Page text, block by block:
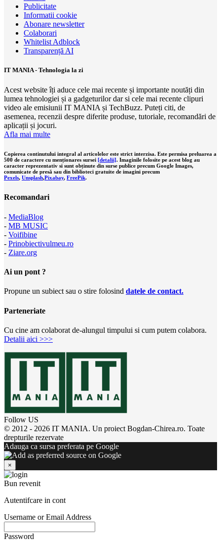
Publicitate
Informatii cookie
Abonare newsletter
Colaborari
Whitelist Adblock
Transparență AI
IT MANIA - Tehnologia la zi
Acest website îți aduce cele mai recente și importante noutăți din
lumea tehnologiei și a gadgeturilor dar si cele mai recente clipuri
video ale emisiunii IT MANIA și TechBuzz. Puteți citi, de
asemenea, recenzii despre diferite produse, tutoriale, recomandări de
aplicații și jocuri.
Afla mai multe
Copierea continutului integral al articolelor este strict interzisa. Este permisa preluarea a
500 de caractere cu menționares sursei [detalii]. Imaginile folosite pe acest blog au
caracter reprezentativ si sunt obținute din surse publice precum Google Images,
comunicate de presă sau din biblioteci gratuite de imagini precum
Pexels, Unsplash,Pixabay, FreePik.
Recomandari
- MediaBlog
- MB MUSIC
- Voifibine
- Prinobiectivulmeu.ro
- Ziare.org
Ai un pont ?
Propune un subiect sau o stire folosind datele de contact.
Parteneriate
Cu cine am colaborat de-alungul timpului si cum putem colabora.
Detalii aici >>>
Follow US
© 2012 - 2026 IT MANIA. Un proiect Bogdan-Chirea.ro. Toate
drepturile rezervate
Adauga ca sursa preferata pe Google
×
Bun revenit
Autentifcare in cont
Username or Email Address
Password